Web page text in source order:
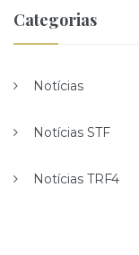
Categorias
Notícias
Notícias STF
Notícias TRF4